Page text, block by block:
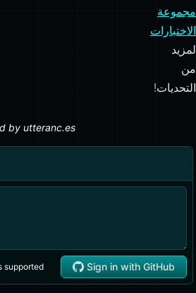
مجموعة
الاختبارات
لمزيد
من
التحديات!